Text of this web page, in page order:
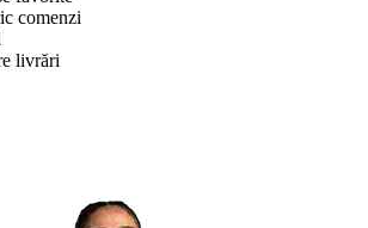
comenzi
livrări